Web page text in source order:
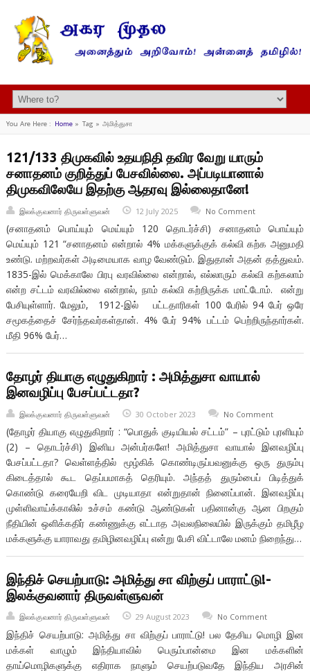
You Are Here : Home» Tag » அமித்துசா
121/133 திமுகவில் உதயநிதி தவிர வேறு யாரும்
சனாதனம் குறித்துப் பேசவில்லை. அப்படியானால்
திமுகவிலேயே இதற்கு ஆதரவு இல்லைதானே!
இலக்குவனார் திருவள்ளுவன் 12 July 2025 No Comment
(சனாதனம் பொய்யும் மெய்யும் 120 தொடர்ச்சி) சனாதனம் பொய்யும்
மெய்யும் 121 “சனாதனம் என்றால் 4% மக்களுக்குக் கல்வி கற்க அனுமதி
உண்டு. மற்றவர்கள் அடிமையாக வாழ வேண்டும். இதுதான் அதன் தத்துவம்.
1835-இல் மெக்காலே பிரபு வரவில்லை என்றால், எல்லாரும் கல்வி கற்கலாம்
என்ற சட்டம் வரவில்லை என்றால், நாம் கல்வி கற்றிருக்க மாட்டோம். என்று
பேசியுள்ளார். மேலும், 1912-இல் பட்டதாரிகள் 100 பேரில் 94 பேர் ஒரே
சமூகத்தைச் சேர்ந்தவர்கள்தான். 4% பேர் 94% பட்டம் பெற்றிருந்தார்கள்.
மீதி 96% பேர்…
தோழர் தியாகு எழுதுகிறார் : அமித்துசா வாயால்
இனவழிப்பு பேசப்பட்டதா?
இலக்குவனார் திருவள்ளுவன் 30 October 2023 No Comment
(தோழர் தியாகு எழுதுகிறார் : “பொதுக் குடியியல் சட்டம்” – புரட்டும் புரளியும்
(2) – தொடர்ச்சி) இனிய அன்பர்களே! அமித்துசா வாயால் இனவழிப்பு
பேசப்பட்டதா? வெள்ளத்தில் மூழ்கிக் கொண்டிருப்பவனுக்கு ஒரு துரும்பு
கிடைத்தால் கூட தெப்பமாகத் தெரியும். அந்தத் துரும்பைப் பிடித்துக்
கொண்டு கரையேறி விட முடியாதா என்றுதான் நினைப்பான். இனவழிப்பு
முள்ளிவாய்க்காலில் உச்சம் கண்டு ஆண்டுகள் பதினான்கு ஆன பிறகும்
நீதியின் ஒளிக்கதிர் கண்ணுக்கு எட்டாத அவலநிலையில் இருக்கும் தமிழீழ
மக்களுக்கு யாராவது தமிழினவழிப்பு என்று பேசி விட்டாலே மனம் நிறைந்து…
இந்திச் செயற்பாடு: அமித்து சா விற்குப் பாராட்டு!-
இலக்குவனார் திருவள்ளுவன்
இலக்குவனார் திருவள்ளுவன் 29 August 2023 No Comment
இந்திச் செயற்பாடு: அமித்து சா விற்குப் பாராட்டு! பல தேசிய மொழி இன
மக்கள் வாழும் இந்தியாவில் பெரும்பான்மை இன மக்களின்
தாய்மொழிகளுக்கு எதிராக நாளும் செயற்படுவதே இந்திய அரசின்